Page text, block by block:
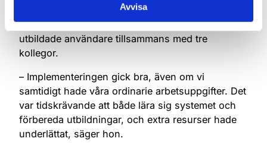
Avvisa
ansvarar lokalt för analysområdet. Under
införandet tog hon fram utbildningsmaterial och
utbildade användare tillsammans med tre
kollegor.
– Implementeringen gick bra, även om vi
samtidigt hade våra ordinarie arbetsuppgifter. Det
var tidskrävande att både lära sig systemet och
förbereda utbildningar, och extra resurser hade
underlättat, säger hon.